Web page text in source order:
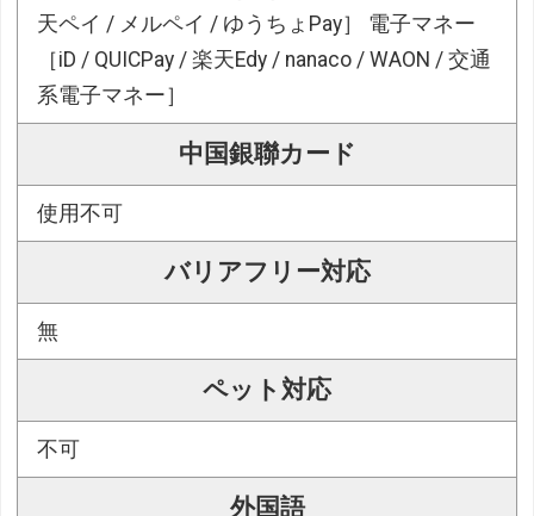
天ペイ / メルペイ / ゆうちょPay］ 電子マネー
［iD / QUICPay / 楽天Edy / nanaco / WAON / 交通
系電子マネー］
中国銀聯カード
使用不可
バリアフリー対応
無
ペット対応
不可
外国語